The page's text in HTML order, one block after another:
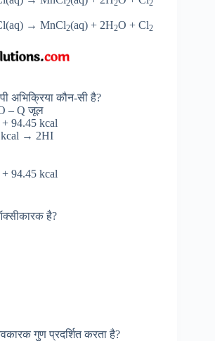
2 2 2
→ MnCl2(aq) + 2H2O + Cl2
अभिक्रिया कौन-सी है?
– Q जूल
+ 94.45 kcal
kcal → 2HI
+ 94.45 kcal
है?
गुण प्रदर्शित करता है?